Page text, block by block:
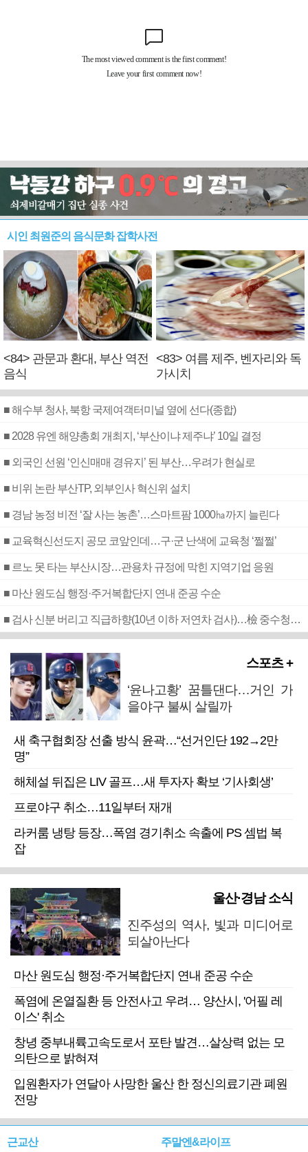
시인 최원준의 음식문화 잡학사전
<84> 관문과 환대, 부산 역전
음식
<83> 여름 제주, 벤자리와 독
가시치
■ 해수부 청사, 북항 국제여객터미널 옆에 선다(종합)
■ 2028 유엔 해양총회 개최지, ‘부산이냐 제주냐’ 10일 결정
■ 외국인 선원 ‘인신매매 경유지’ 된 부산…우려가 현실로
■ 비위 논란 부산TP, 외부인사 혁신위 설치
■ 경남 농정 비전 ‘잘 사는 농촌’…스마트팜 1000㏊까지 늘린다
■ 교육혁신선도지 공모 코앞인데…구·군 난색에 교육청 ‘쩔쩔’
■ 르노 못 타는 부산시장…관용차 규정에 막힌 지역기업 응원
■ 마산 원도심 행정·주거복합단지 연내 준공 수순
■ 검사 신분 버리고 직급하향(10년 이하 저연차 검사)…檢 중수청행 기피
스포츠 +
‘윤나고황’ 꿈틀댄다…거인 가
을야구 불씨 살릴까
새 축구협회장 선출 방식 윤곽…“선거인단 192→2만
명”
해체설 뒤집은 LIV 골프…새 투자자 확보 ‘기사회생’
프로야구 취소…11일부터 재개
라커룸 냉탕 등장…폭염 경기취소 속출에 PS 셈법 복
잡
울산·경남 소식
진주성의 역사, 빛과 미디어로
되살아난다
마산 원도심 행정·주거복합단지 연내 준공 수순
폭염에 온열질환 등 안전사고 우려… 양산시, '어필 레
이스' 취소
창녕 중부내륙고속도로서 포탄 발견…살상력 없는 모
의탄으로 밝혀져
입원환자가 연달아 사망한 울산 한 정신의료기관 폐원
전망
근교산 주말엔&라이프